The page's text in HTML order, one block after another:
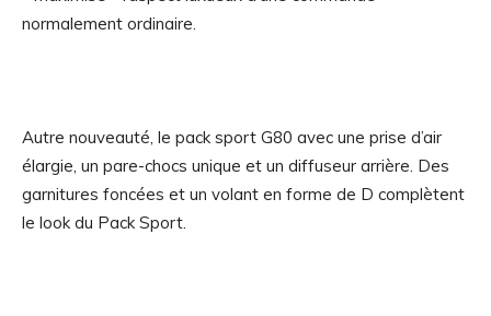
normalement ordinaire.
Autre nouveauté, le pack sport G80 avec une prise d’air
élargie, un pare-chocs unique et un diffuseur arrière. Des
garnitures foncées et un volant en forme de D complètent
le look du Pack Sport.